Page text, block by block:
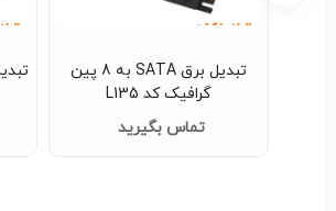
تبدیل برق SATA به 8 پین
گرافیک کد L135
تماس بگیرید